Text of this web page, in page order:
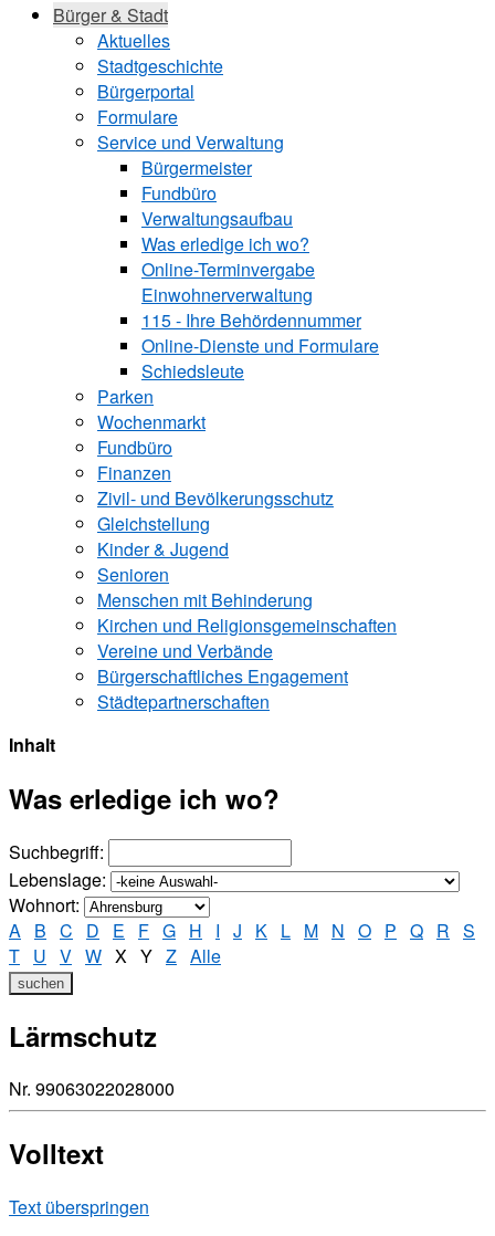
Bürger & Stadt
Aktuelles
Stadtgeschichte
Bürgerportal
Formulare
Service und Verwaltung
Bürgermeister
Fundbüro
Verwaltungsaufbau
Was erledige ich wo?
Online-Terminvergabe
Einwohnerverwaltung
115 - Ihre Behördennummer
Online-Dienste und Formulare
Schiedsleute
Parken
Wochenmarkt
Fundbüro
Finanzen
Zivil- und Bevölkerungsschutz
Gleichstellung
Kinder & Jugend
Senioren
Menschen mit Behinderung
Kirchen und ­Religionsgemeinschaften
Vereine und Verbände
Bürgerschaftliches Engagement
Städtepartnerschaften
Inhalt
Was erledige ich wo?
Suchbegriff:
Lebenslage:
Wohnort:
A B C D E F G H I J K L M N O P Q R S
T U V W X Y Z Alle
suchen
Lärmschutz
Nr. 99063022028000
Volltext
Text überspringen